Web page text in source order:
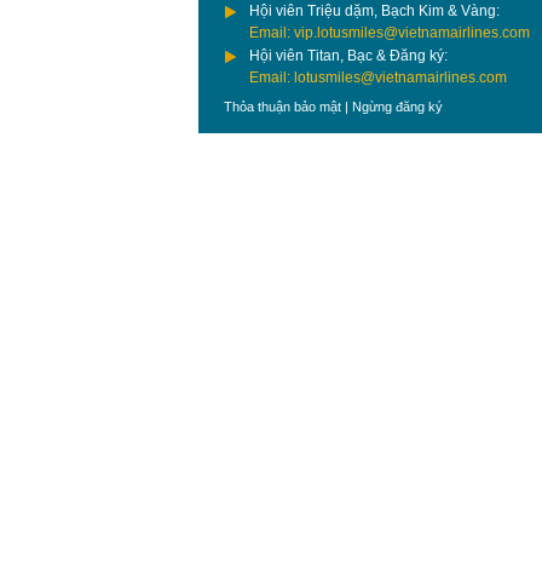
Hội viên Triệu dặm, Bạch Kim & Vàng:
Email: vip.lotusmiles@vietnamairlines.com
Hội viên Titan, Bạc & Đăng ký:
Email: lotusmiles@vietnamairlines.com
Thỏa thuận bảo mật | Ngừng đăng ký